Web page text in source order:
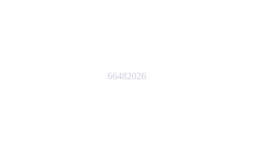
66482026